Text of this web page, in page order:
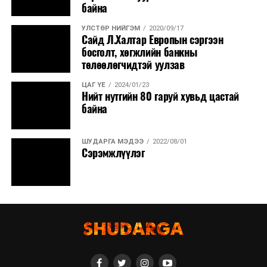
байна
УЛСТӨР НИЙГЭМ 2020/09/17
Сайд Л.Халтар Европын сэргээн
босголт, хөгжлийн банкны
төлөөлөгчидтэй уулзав
ЦАГ ҮЕ 2024/01/23
Нийт нутгийн 80 гаруй хувьд цастай
байна
ШУДАРГА МЭДЭЭ 2022/08/01
Сэрэмжлүүлэг